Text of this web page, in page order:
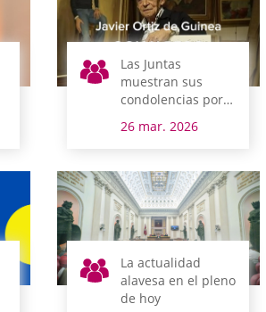
Las Juntas
muestran sus
condolencias por
pintor Javier Ortiz
26 mar. 2026
La actualidad
alavesa en el pleno
de hoy